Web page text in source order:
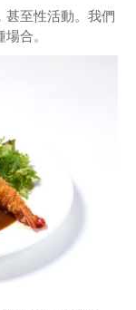
甚至性活動。我們
合。